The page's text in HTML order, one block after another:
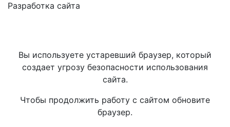
Разработка сайта
Вы используете устаревший браузер, который
создает угрозу безопасности использования
сайта.
Чтобы продолжить работу с сайтом обновите
браузер.